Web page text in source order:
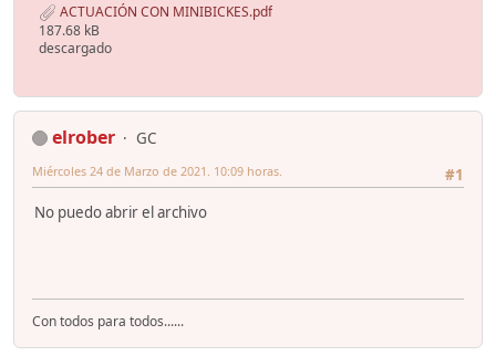
ACTUACIÓN CON MINIBICKES.pdf
187.68 kB
descargado
elrober
GC
#1
Miércoles 24 de Marzo de 2021. 10:09 horas.
No puedo abrir el archivo
Con todos para todos......